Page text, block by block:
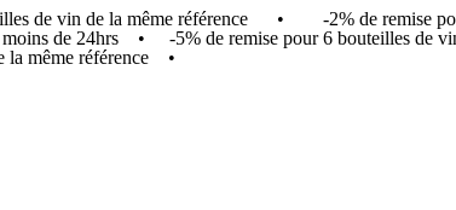
de vin de la même référence • -2% de remise
moins de 24hrs • -5% de remise pour 6 bouteilles
la même référence •